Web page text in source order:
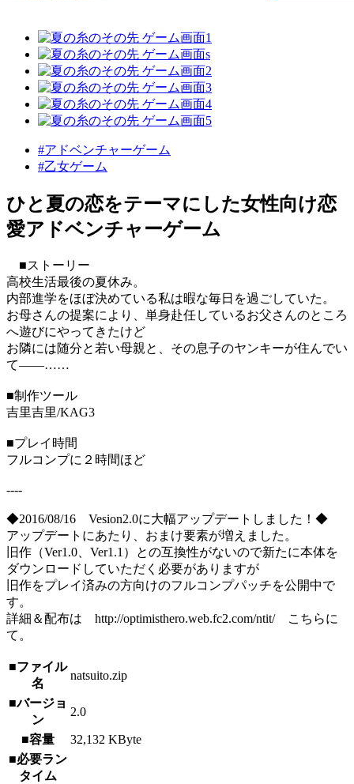
#アドベンチャーゲーム
#乙女ゲーム
ひと夏の恋をテーマにした女性向け恋
愛アドベンチャーゲーム
■ストーリー
高校生活最後の夏休み。
内部進学をほぼ決めている私は暇な毎日を過ごしていた。
お母さんの提案により、単身赴任しているお父さんのところ
へ遊びにやってきたけど
お隣には随分と若い母親と、その息子のヤンキーが住んでい
て――……
■制作ツール
吉里吉里/KAG3
■プレイ時間
フルコンプに２時間ほど
----
◆2016/08/16 Vesion2.0に大幅アップデートしました！◆
アップデートにあたり、おまけ要素が増えました。
旧作（Ver1.0、Ver1.1）との互換性がないので新たに本体を
ダウンロードしていただく必要がありますが
旧作をプレイ済みの方向けのフルコンプパッチを公開中で
す。
詳細＆配布は http://optimisthero.web.fc2.com/ntit/ こちらに
て。
■ファイル
名
natsuito.zip
■バージョ
ン
2.0
■容量
32,132 KByte
■必要ラン
タイム